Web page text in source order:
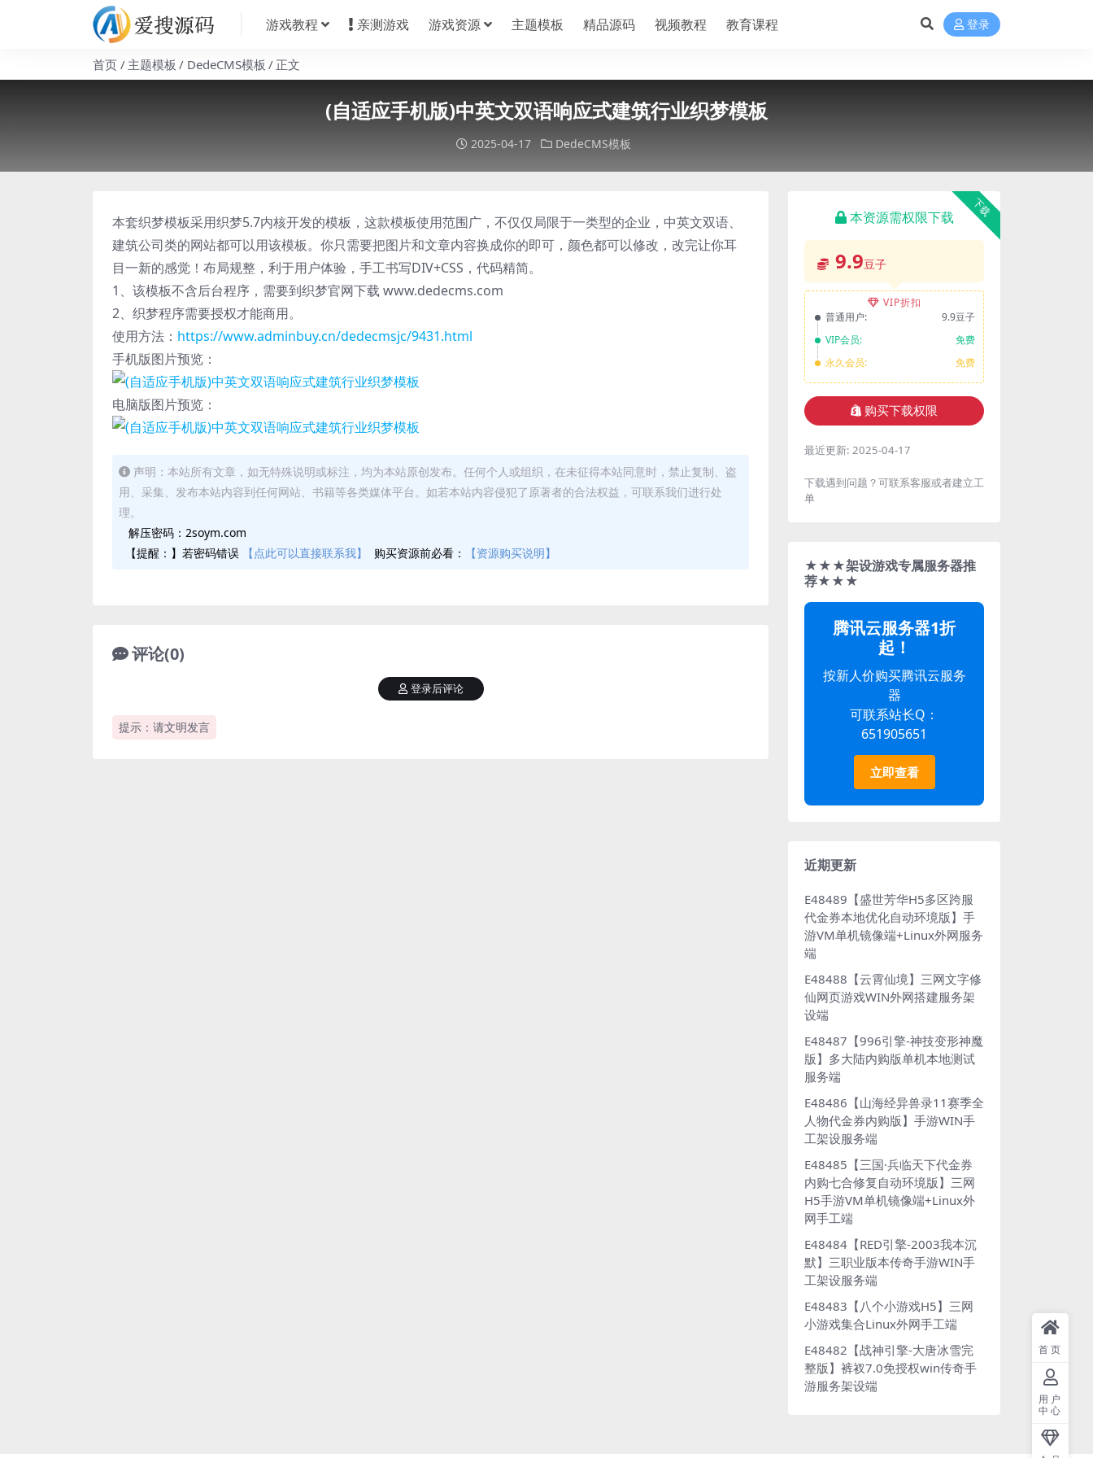
游戏教程 亲测游戏 游戏资源 主题模板 精品源码 视频教程 教育课程 登录
首页 主题模板 DedeCMS模板 正文
(自适应手机版)中英文双语响应式建筑行业织梦模板
2025-04-17 DedeCMS模板
本套织梦模板采用织梦5.7内核开发的模板，这款模板使用范围广，不仅仅局限于一类型的企业，中英文双语、
建筑公司类的网站都可以用该模板。你只需要把图片和文章内容换成你的即可，颜色都可以修改，改完让你耳
目一新的感觉！布局规整，利于用户体验，手工书写DIV+CSS，代码精简。
1、该模板不含后台程序，需要到织梦官网下载 www.dedecms.com
2、织梦程序需要授权才能商用。
使用方法： https://www.adminbuy.cn/dedecmsjc/9431.html
手机版图片预览：
电脑版图片预览：
声明：本站所有文章，如无特殊说明或标注，均为本站原创发布。任何个人或组织，在未征得本站同意时，禁止复制、盗
用、采集、发布本站内容到任何网站、书籍等各类媒体平台。如若本站内容侵犯了原著者的合法权益，可联系我们进行处
理。
解压密码：2soym.com
【提醒：】若密码错误
【点此可以直接联系我】 购买资源前必看： 【资源购买说明】
评论(0)
提示：请文明发言
登录后评论
下载
本资源需权限下载
9.9豆子
VIP折扣
普通用户:
9.9豆子
VIP会员:
免费
永久会员:
免费
购买下载权限
最近更新: 2025-04-17
下载遇到问题？可联系客服或者建立工
单
★★★架设游戏专属服务器推
荐★★★
腾讯云服务器1折
起！
按新人价购买腾讯云服务
器
可联系站长Q：
651905651
立即查看
近期更新
E48489【盛世芳华H5多区跨服
代金券本地优化自动环境版】手
游VM单机镜像端+Linux外网服务
端
E48488【云霄仙境】三网文字修
仙网页游戏WIN外网搭建服务架
设端
E48487【996引擎-神技变形神魔
版】多大陆内购版单机本地测试
服务端
E48486【山海经异兽录11赛季全
人物代金券内购版】手游WIN手
工架设服务端
E48485【三国·兵临天下代金券
内购七合修复自动环境版】三网
H5手游VM单机镜像端+Linux外
网手工端
E48484【RED引擎-2003我本沉
默】三职业版本传奇手游WIN手
工架设服务端
E48483【八个小游戏H5】三网
小游戏集合Linux外网手工端
E48482【战神引擎-大唐冰雪完
整版】裤衩7.0免授权win传奇手
游服务架设端
首页
用户
中心